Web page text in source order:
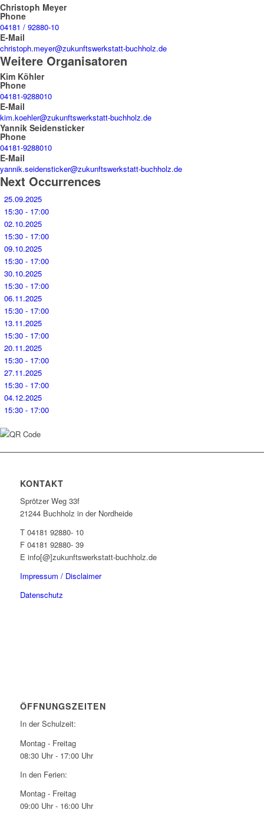
Christoph Meyer
Phone
04181 / 92880-10
E-Mail
christoph.meyer@zukunftswerkstatt-buchholz.de
Weitere Organisatoren
Kim Köhler
Phone
04181-9288010
E-Mail
kim.koehler@zukunftswerkstatt-buchholz.de
Yannik Seidensticker
Phone
04181-9288010
E-Mail
yannik.seidensticker@zukunftswerkstatt-buchholz.de
Next Occurrences
25.09.2025
15:30 - 17:00
02.10.2025
15:30 - 17:00
09.10.2025
15:30 - 17:00
30.10.2025
15:30 - 17:00
06.11.2025
15:30 - 17:00
13.11.2025
15:30 - 17:00
20.11.2025
15:30 - 17:00
27.11.2025
15:30 - 17:00
04.12.2025
15:30 - 17:00
KONTAKT
Sprötzer Weg 33f
21244 Buchholz in der Nordheide
T 04181 92880- 10
F 04181 92880- 39
E info[@]zukunftswerkstatt-buchholz.de
Impressum / Disclaimer
Datenschutz
ÖFFNUNGSZEITEN
In der Schulzeit:
Montag - Freitag
08:30 Uhr - 17:00 Uhr
In den Ferien:
Montag - Freitag
09:00 Uhr - 16:00 Uhr